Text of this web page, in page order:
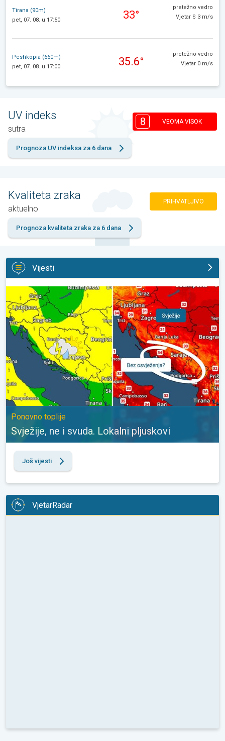
Tirana (90m)
pet, 07. 08. u 17:50
33°
pretežno vedro
Vjetar S 3 m/s
Peshkopia (660m)
pet, 07. 08. u 17:00
35.6°
pretežno vedro
Vjetar 0 m/s
UV indeks
sutra
8 VEOMA VISOK
Prognoza UV indeksa za 6 dana
Kvaliteta zraka
aktuelno
PRIHVATLJIVO
Prognoza kvaliteta zraka za 6 dana
Vijesti
Svježije, ne i svuda. Lokalni pljuskovi. Ponovno toplije. . .
Ponovno toplije
Svježije, ne i svuda. Lokalni pljuskovi
Još vijesti
VjetarRadar